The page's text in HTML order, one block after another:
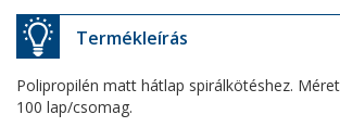
Termékleírás
Polipropilén matt hátlap spirálkötéshez.
100 lap/csomag.